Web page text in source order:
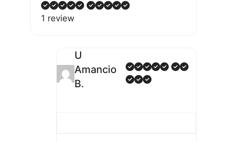
1 review
U
Amancio
B.